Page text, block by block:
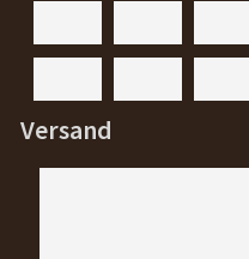
Versand